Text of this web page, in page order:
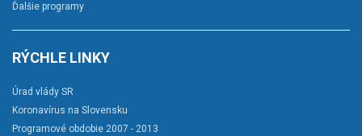
Ďalšie programy
RÝCHLE LINKY
Úrad vlády SR
Koronavírus na Slovensku
Programové obdobie 2007 - 2013